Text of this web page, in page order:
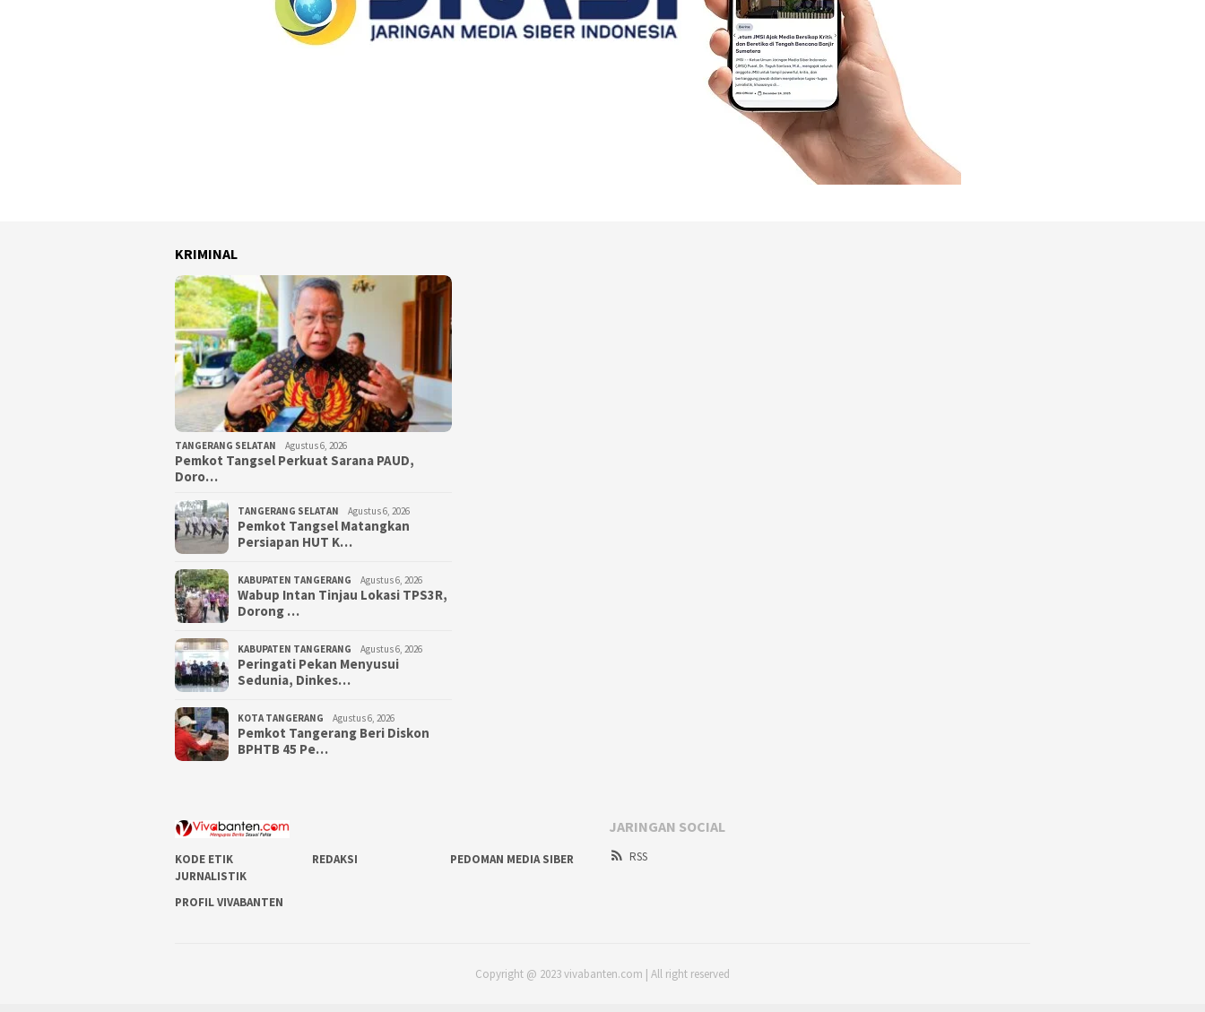
KRIMINAL
TANGERANG SELATAN Agustus 6, 2026
Pemkot Tangsel Perkuat Sarana PAUD,
Doro…
TANGERANG SELATAN Agustus 6, 2026
Pemkot Tangsel Matangkan
Persiapan HUT K…
KABUPATEN TANGERANG Agustus 6, 2026
Wabup Intan Tinjau Lokasi TPS3R,
Dorong …
KABUPATEN TANGERANG Agustus 6, 2026
Peringati Pekan Menyusui
Sedunia, Dinkes…
KOTA TANGERANG Agustus 6, 2026
Pemkot Tangerang Beri Diskon
BPHTB 45 Pe…
KODE ETIK
JURNALISTIK
REDAKSI PEDOMAN MEDIA SIBER
PROFIL VIVABANTEN
JARINGAN SOCIAL
RSS
Copyright @ 2023 vivabanten.com | All right reserved